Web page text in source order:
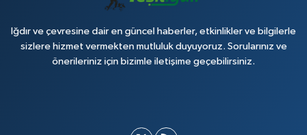
Iğdır ve çevresine dair en güncel haberler, etkinlikler ve bilgilerle
sizlere hizmet vermekten mutluluk duyuyoruz. Sorularınız ve
önerileriniz için bizimle iletişime geçebilirsiniz.